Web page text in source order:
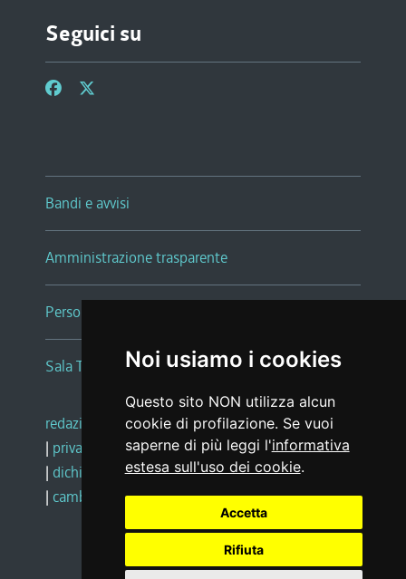
Noi usiamo i cookies
Questo sito NON utilizza alcun
cookie di profilazione. Se vuoi
saperne di più leggi l'informativa
estesa sull'uso dei cookie.
Accetta
Rifiuta
Seguici su
Bandi e avvisi
Amministrazione trasparente
Persone e Uffici
Sala Tiziano Tessitori
redazione web |note legali |glossario
| privacy
social media policy
| dichiarazione di accessibilità |feedback
| cambio preferenze cookie
Realizzato da